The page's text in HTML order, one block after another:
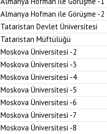
Almanya Hofman ile Görüşme -2
Tataristan Devlet Üniversitesi
Tataristan Müftülüğü
Moskova Üniversitesi -2
Moskova Üniversitesi -3
Moskova Üniversitesi -4
Moskova Üniversitesi -5
Moskova Üniversitesi -6
Moskova Üniversitesi -7
Moskova Üniversitesi -8